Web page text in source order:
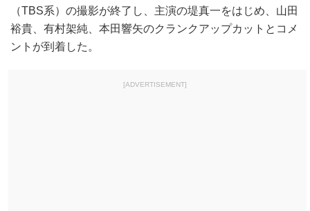
（TBS系）の撮影が終了し、主演の堤真一をはじめ、山田
裕貴、有村架純、本田響矢のクランクアップカットとコメ
ントが到着した。
[ADVERTISEMENT]